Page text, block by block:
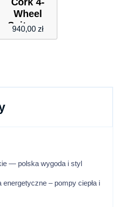
Wheel
Suitcase
Set 3-pcs.
940,00 zł
— polska wygoda i styl
– pompy ciepła i